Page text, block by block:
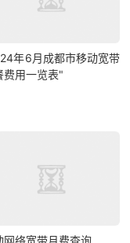
年6月成都市移动宽带
费用一览表"
网络宽带月费查询